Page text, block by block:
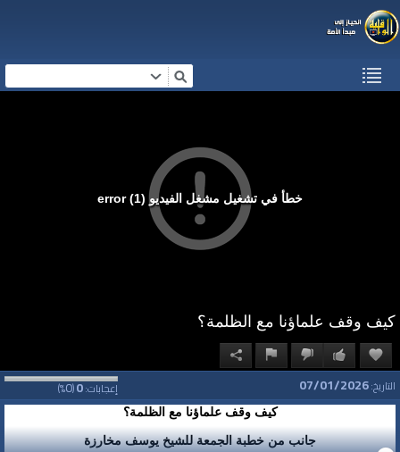
خطأ في تشغيل مشغل الفيديو (1) error
كيف وقف علماؤنا مع الظلمة؟
إعجابات:0
(
0
%) التاريخ:07/01/2026
كيف وقف علماؤنا مع الظلمة؟
جانب من خطبة الجمعة للشيخ يوسف مخارزة